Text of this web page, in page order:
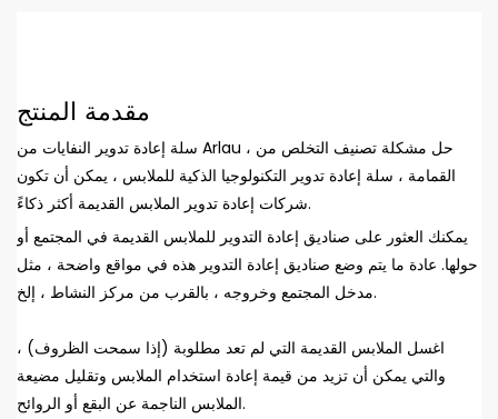
سلة إعادة تدوير النفايات من Arlau ، حل مشكلة تصنيف التخلص من
القمامة ، سلة إعادة تدوير التكنولوجيا الذكية للملابس ، يمكن أن تكون
شركات إعادة تدوير الملابس القديمة أكثر ذكاءً.
يمكنك العثور على صناديق إعادة التدوير للملابس القديمة في المجتمع أو
حولها. عادة ما يتم وضع صناديق إعادة التدوير هذه في مواقع واضحة ، مثل
مدخل المجتمع وخروجه ، بالقرب من مركز النشاط ، إلخ.
اغسل الملابس القديمة التي لم تعد مطلوبة (إذا سمحت الظروف) ،
والتي يمكن أن تزيد من قيمة إعادة استخدام الملابس وتقليل مضيعة
الملابس الناجمة عن البقع أو الروائح.